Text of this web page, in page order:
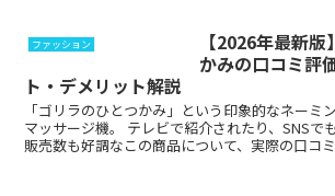
ファッション
【2026年最新
かみの口コミ評
ト・デメリット解説
「ゴリラのひとつかみ」という印象的なネーミ
マッサージ機。 テレビで紹介されたり、SNSでも人気を集め、累計
販売数も好調なこの商品について、実際の口コ